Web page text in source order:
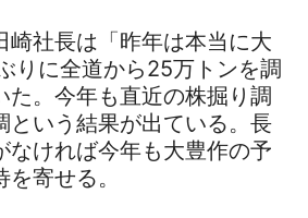
社長は「昨年は本当に大
りに全道から25万トンを調
た。今年も直近の株掘り調
という結果が出ている。長
なければ今年も大豊作の予
寄せる。